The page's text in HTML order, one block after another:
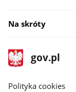
Na skróty
stopka
gov.pl
Strona
gov.pl
gov.pl
Polityka cookies